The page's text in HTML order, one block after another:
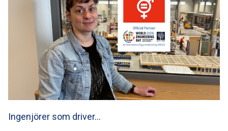
Ingenjörer som driver…